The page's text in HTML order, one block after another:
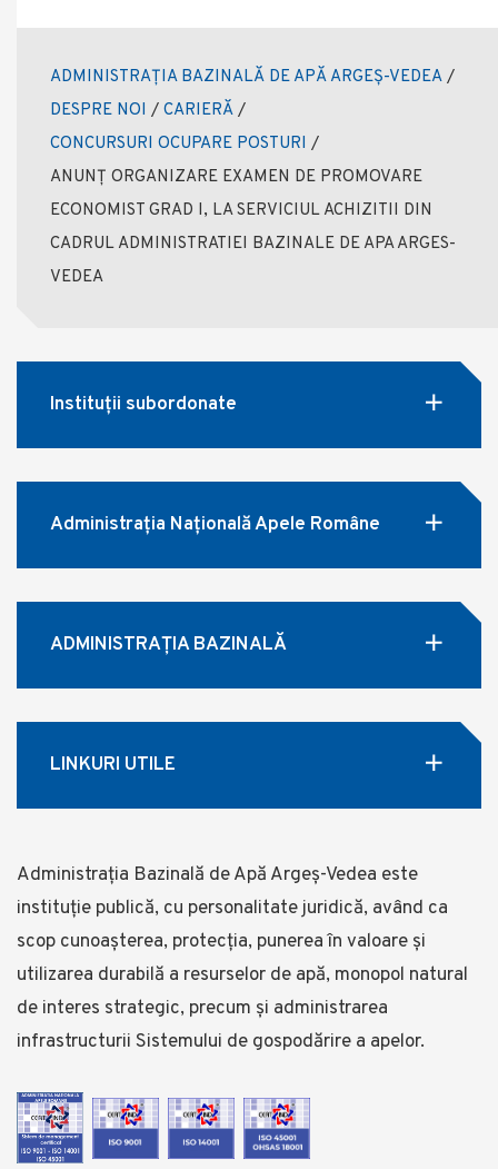
ADMINISTRAȚIA BAZINALĂ DE APĂ ARGEȘ-VEDEA /
DESPRE NOI / CARIERĂ /
CONCURSURI OCUPARE POSTURI /
ANUNȚ ORGANIZARE EXAMEN DE PROMOVARE
ECONOMIST GRAD I, LA SERVICIUL ACHIZITII DIN
CADRUL ADMINISTRATIEI BAZINALE DE APA ARGES-
VEDEA
Instituții subordonate
Administrația Națională Apele Române
ADMINISTRAȚIA BAZINALĂ
LINKURI UTILE
Administrația Bazinală de Apă Argeș-Vedea este
instituție publică, cu personalitate juridică, având ca
scop cunoașterea, protecția, punerea în valoare și
utilizarea durabilă a resurselor de apă, monopol natural
de interes strategic, precum și administrarea
infrastructurii Sistemului de gospodărire a apelor.